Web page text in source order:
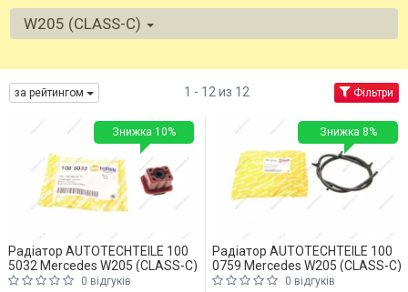
W205 (CLASS-C)
за рейтингом 1 - 12 из 12 Фільтри
Радіатор AUTOTECHTEILE 100
5032 Mercedes W205 (CLASS-C)
0 відгуків
Знижка 10%
Радіатор AUTOTECHTEILE 100
0759 Mercedes W205 (CLASS-C)
0 відгуків
Знижка 8%